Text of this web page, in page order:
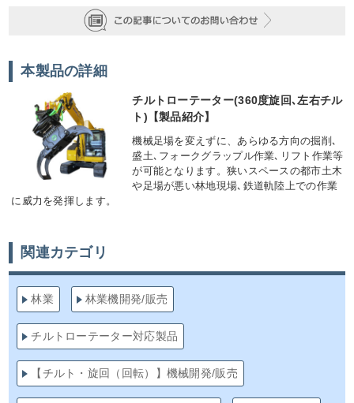
本製品の詳細
チルトローテーター(360度旋回､左右チル
ト)【製品紹介】
機械足場を変えずに、あらゆる方向の掘削､
盛土､フォークグラップル作業､リフト作業等
が可能となります。狭いスペースの都市土木
や足場が悪い林地現場､鉄道軌陸上での作業
に威力を発揮します。
関連カテゴリ
林業 林業機開発/販売
チルトローテーター対応製品
【チルト・旋回（回転）】機械開発/販売